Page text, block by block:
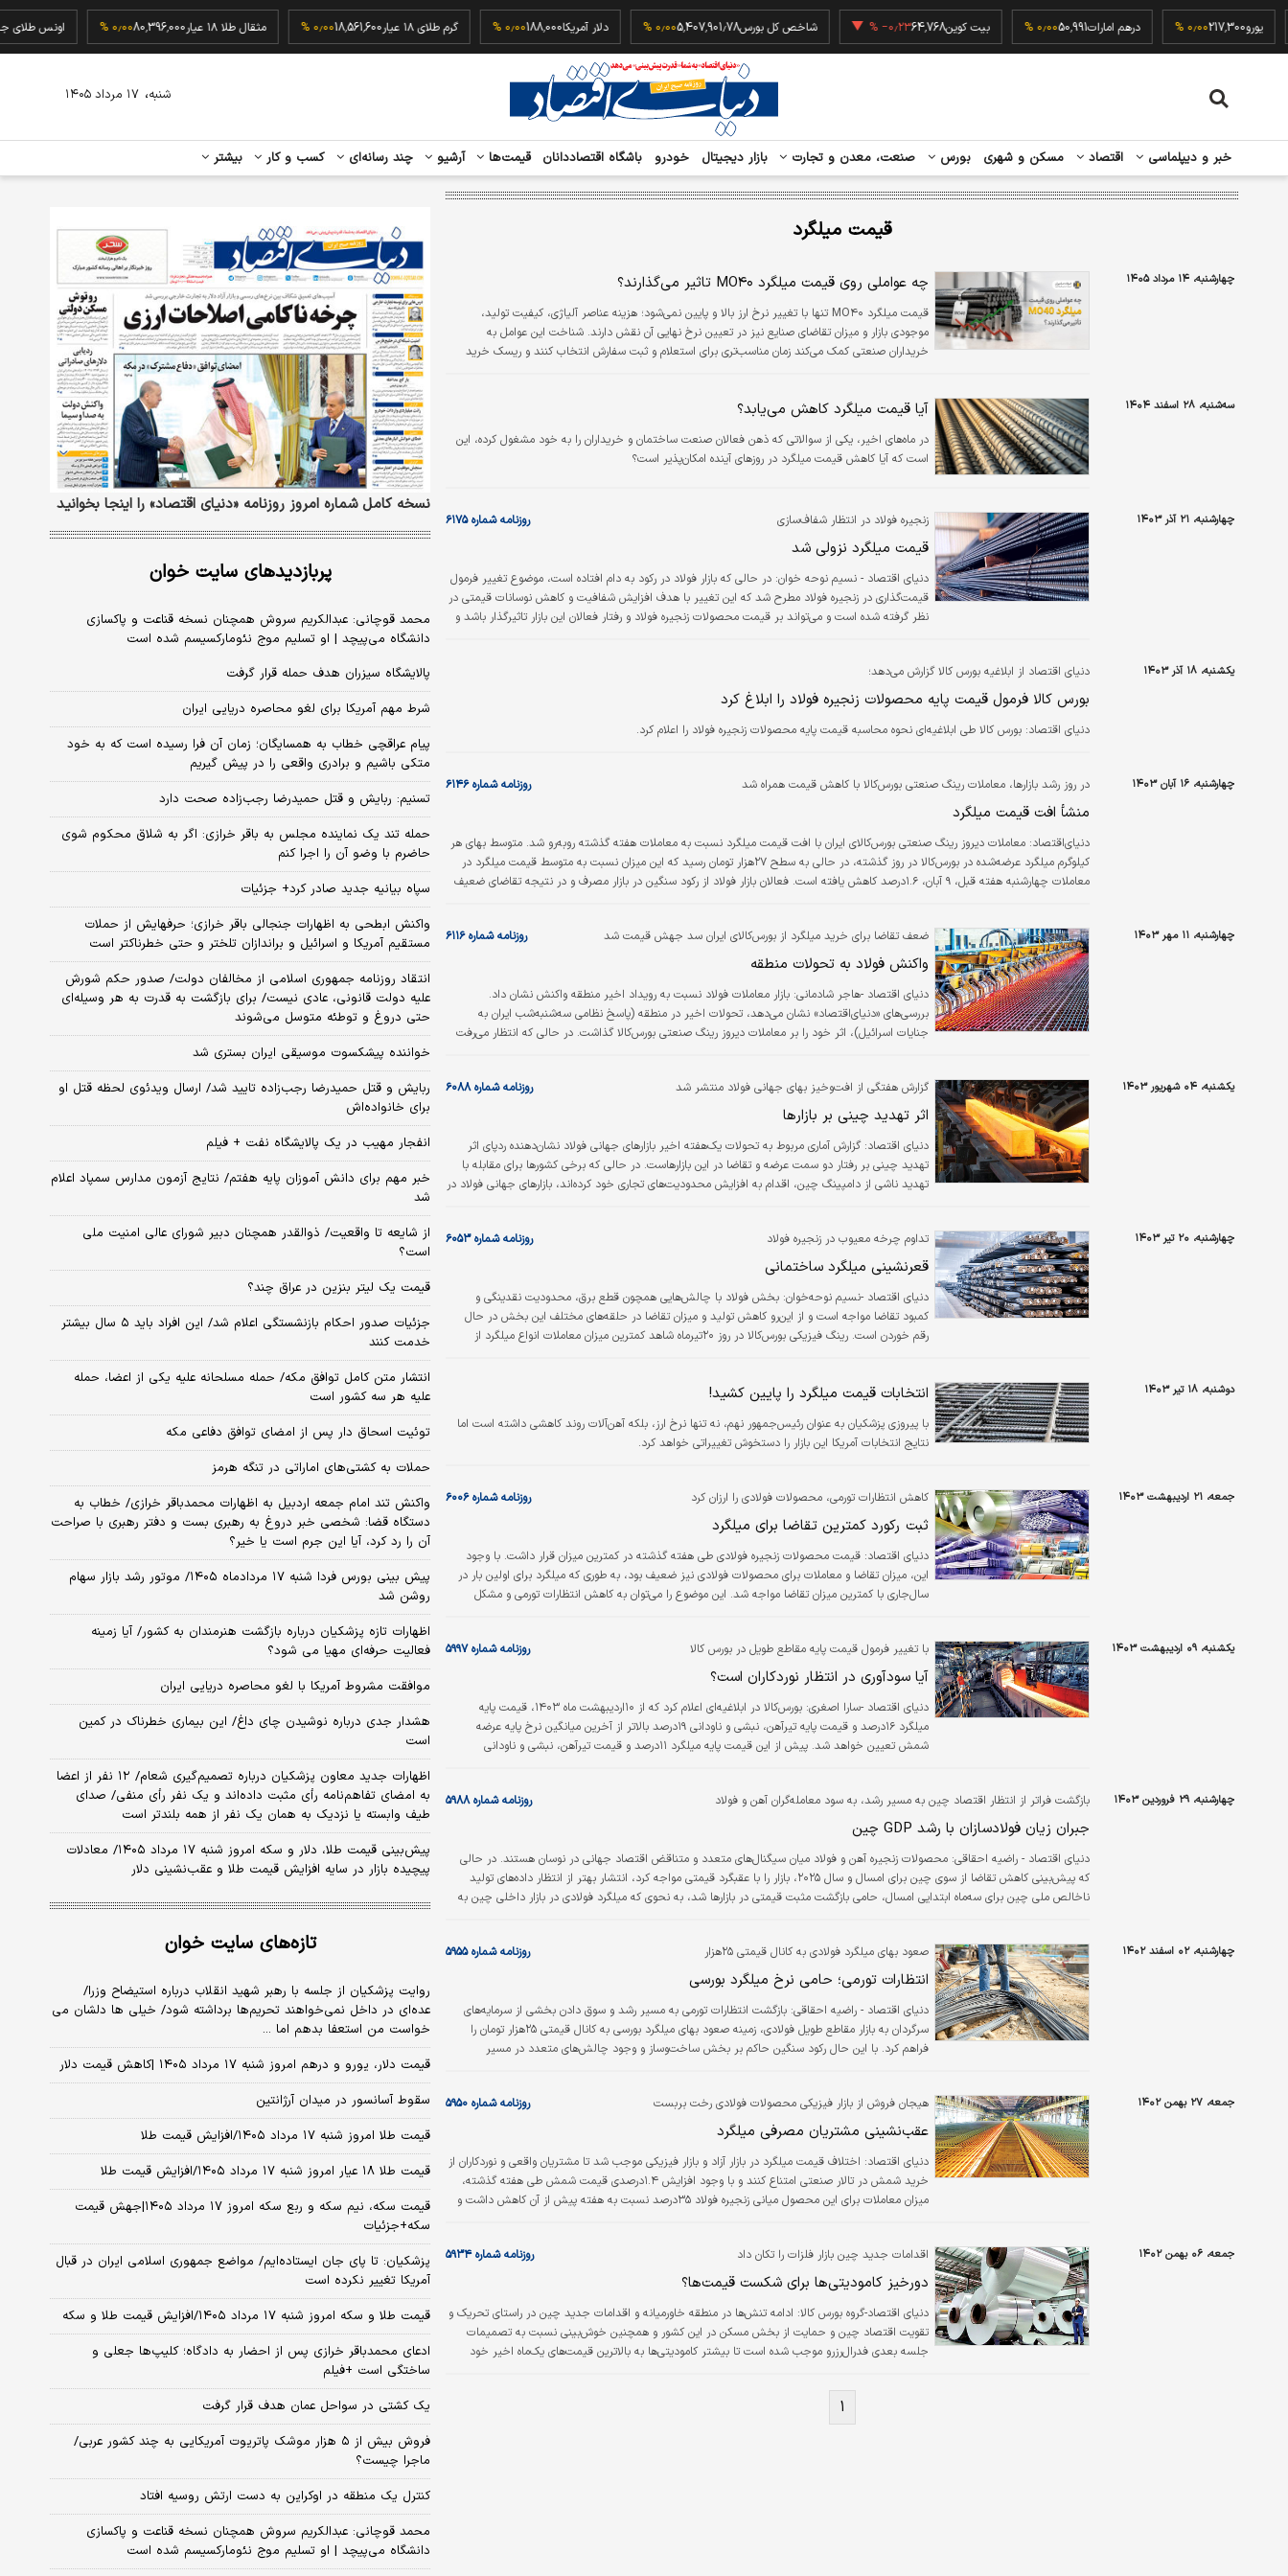
یورو217,300۰٫۰۰ % درهم امارات50,991۰٫۰۰ % بیت کوین64,768 ‎−۰٫۲۳ % شاخص کل بورس5,407,901.78۰٫۰۰ % دلار آمریکا188,000۰٫۰۰ % گرم طلای ۱۸ عیار 18,561,600۰٫۰۰ % مثقال طلا ۱۸ عیار 80,396,000۰٫۰۰ % اونس
خبر و دیپلماسی اقتصاد مسکن و شهری بورس صنعت، معدن و تجارت بازار دیجیتال خودرو باشگاه اقتصاددانان قیمت‌ها آرشیو چند رسانه‌ای کسب و کار بیشتر
شنبه، ۱۷ مرداد ۱۴۰۵
قیمت میلگرد
چهارشنبه، ۱۴ مرداد ۱۴۰۵ چه عواملی روی قیمت میلگرد MO۴۰ تاثیر می‌گذارند؟
قیمت میلگرد MO۴۰ تنها با تغییر نرخ ارز بالا و پایین نمی‌شود؛ هزینه عناصر آلیاژی، کیفیت تولید،
موجودی بازار و میزان تقاضای صنایع نیز در تعیین نرخ نهایی آن نقش دارند. شناخت این عوامل به
خریداران صنعتی کمک می‌کند زمان مناسب‌تری برای استعلام و ثبت سفارش انتخاب کنند و ریسک خرید
سه‌شنبه، ۲۸ اسفند ۱۴۰۴ آیا قیمت میلگرد کاهش می‌یابد؟
در ماه‌های اخیر، یکی از سوالاتی که ذهن فعالان صنعت ساختمان و خریداران را به خود مشغول کرده، این
است که آیا کاهش قیمت میلگرد در روزهای آینده امکان‌پذیر است؟
چهارشنبه، ۲۱ آذر ۱۴۰۳ زنجیره فولاد در انتظار شفاف‏‏‌سازی روزنامه شماره ۶۱۷۵
قیمت میلگرد نزولی شد
دنیای اقتصاد - نسیم نوحه خوان: در حالی که بازار فولاد در رکود به دام افتاده است، موضوع تغییر فرمول
قیمت‌گذاری در زنجیره فولاد مطرح شد که این تغییر با هدف افزایش شفافیت و کاهش نوسانات قیمتی در
نظر گرفته شده است و می‏‏‌تواند بر قیمت محصولات زنجیره فولاد و رفتار فعالان این بازار تاثیرگذار باشد و
حالی است که تولیدکنندگان شمش با…
یکشنبه، ۱۸ آذر ۱۴۰۳ دنیای اقتصاد از ابلاغیه بورس کالا گزارش می‌دهد؛
بورس کالا فرمول قیمت پایه محصولات زنجیره فولاد را ابلاغ کرد
دنیای اقتصاد: بورس کالا طی ابلاغیه‌ای نحوه محاسبه قیمت پایه محصولات زنجیره فولاد را اعلام کرد.
چهارشنبه، ۱۶ آبان ۱۴۰۳ در روز رشد بازارها، معاملات رینگ صنعتی بورس‌کالا با کاهش قیمت همراه شد روزنامه شماره ۶۱۴۶
منشأ افت قیمت میلگرد
دنیای‌اقتصاد: معاملات دیروز رینگ صنعتی بورس‌کالای ایران با افت قیمت میلگرد نسبت به معاملات هفته گذشته روبه‌رو شد. متوسط بهای هر
کیلوگرم میلگرد عرضه‌شده در بورس‌کالا در روز گذشته، در حالی به سطح ۲۷‌هزار تومان رسید که این میزان نسبت به متوسط قیمت میلگرد در
معاملات چهارشنبه هفته قبل، ۹ آبان، ۱.۶‌درصد کاهش یافته است. فعالان بازار فولاد از رکود سنگین در بازار مصرف و در نتیجه تقاضای ضعیف
چهارشنبه، ۱۱ مهر ۱۴۰۳ ضعف تقاضا برای خرید میلگرد از بورس‌کالای ایران سد جهش قیمت شد روزنامه شماره ۶۱۱۶
واکنش فولاد به تحولات منطقه
دنیای اقتصاد -هاجر شادمانی: بازار معاملات فولاد نسبت به رویداد اخیر منطقه واکنش نشان داد.
بررسی‏‏‌های «دنیای‌اقتصاد» نشان می‌دهد، تحولات اخیر در منطقه (پاسخ نظامی سه‌شنبه‌شب ایران به
جنایات اسرائیل)، اثر خود را بر معاملات دیروز رینگ صنعتی بورس‌کالا گذاشت. در حالی که انتظار می‏‏‌رفت
۱۱مهرماه، معاملات میلگرد تحت تاثیر رویداد اخیر منطقه واکنش…
یکشنبه، ۰۴ شهریور ۱۴۰۳ گزارش هفتگی از افت‌وخیز بهای جهانی فولاد منتشر شد روزنامه شماره ۶۰۸۸
اثر تهدید چینی بر بازارها
دنیای اقتصاد:گزارش آماری مربوط به تحولات یک‌هفته اخیر بازارهای جهانی فولاد نشان‌دهنده ردپای اثر
تهدید چینی بر رفتار دو سمت عرضه و تقاضا در این بازارهاست. در حالی که برخی کشورها برای مقابله با
تهدید ناشی از دامپینگ چین، اقدام به افزایش محدودیت‌های تجاری خود کرده‌‌‌اند، بازارهای جهانی فولاد در
چهارشنبه، ۲۰ تیر ۱۴۰۳ تداوم چرخه معیوب در زنجیره فولاد روزنامه شماره ۶۰۵۳
قعرنشینی میلگرد ساختمانی
دنیای اقتصاد -نسیم نوحه‏‏‌خوان: بخش فولاد با چالش‏‏‌هایی همچون قطع برق، محدودیت نقدینگی و
کمبود تقاضا مواجه است و از این‌رو کاهش تولید و میزان تقاضا در حلقه‏‏‌های مختلف این بخش در حال
رقم خوردن است. رینگ فیزیکی بورس‌کالا در روز ۲۰تیرماه شاهد کمترین میزان معاملات انواع میلگرد از
است و برای مقاطع طویل عرضه‌شده رقابتی وجود ندارد.
دوشنبه، ۱۸ تیر ۱۴۰۳ انتخابات قیمت میلگرد را پایین کشید!
با پیروزی پزشکیان به عنوان رئیس‌جمهور نهم، نه تنها نرخ ارز، بلکه آهن‌آلات روند کاهشی داشته است اما
نتایج انتخابات آمریکا این بازار را دستخوش تغییراتی خواهد کرد.
جمعه، ۲۱ اردیبهشت ۱۴۰۳ کاهش انتظارات تورمی، محصولات فولادی را ارزان کرد روزنامه شماره ۶۰۰۶
ثبت رکورد کمترین تقاضا برای میلگرد
دنیای اقتصاد: قیمت محصولات زنجیره فولادی طی هفته گذشته در کمترین میزان قرار داشت. با وجود
این، میزان تقاضا و معاملات برای محصولات فولادی نیز ضعیف بود، به طوری که میلگرد برای اولین بار در
سال‌جاری با کمترین میزان تقاضا مواجه شد. این موضوع را می‌‌‌توان به کاهش انتظارات تورمی و مشکل
می‌کنند.
یکشنبه، ۰۹ اردیبهشت ۱۴۰۳ با تغییر فرمول قیمت پایه مقاطع طویل در بورس کالا روزنامه شماره ۵۹۹۷
آیا سودآوری در انتظار نوردکاران است؟
دنیای اقتصاد -سارا اصغری:
بورس‌کالا در ابلاغیه‌ای اعلام کرد که از ۱۰اردیبهشت ‌‌‌ماه ۱۴۰۳، قیمت پایه
میلگرد ۱۶‌درصد و قیمت پایه تیرآهن، نبشی و ناودانی ۱۹‌درصد بالاتر از آخرین میانگین نرخ پایه عرضه
شمش تعیین خواهد شد. پیش از این قیمت پایه میلگرد‌‌‌ ۱۱‌درصد و قیمت تیرآهن، نبشی و ناودانی
طی سال گذشته همواره در سود و زیان بودند و…
چهارشنبه، ۲۹ فروردین ۱۴۰۳ بازگشت فراتر از انتظار اقتصاد چین به مسیر رشد، به سود معامله‏‏‌گران آهن و فولاد روزنامه شماره ۵۹۸۸
جبران زیان فولادسازان با رشد GDP چین
دنیای اقتصاد - راضیه احقاقی: محصولات زنجیره آهن و فولاد میان سیگنال‌‌‌های متعدد و متناقض اقتصاد جهانی در نوسان هستند. در حالی
که پیش‌بینی کاهش تقاضا از سوی چین برای امسال و سال ۲۰۲۵، بازار را با عقبگرد قیمتی مواجه کرد، انتشار بهتر از انتظار داده‌‌‌های تولید
ناخالص ملی چین برای سه‌ماه ابتدایی امسال، حامی بازگشت مثبت قیمتی در بازارها شد، به نحوی که میلگرد فولادی در بازار داخلی چین به
چهارشنبه، ۰۲ اسفند ۱۴۰۲
صعود بهای میلگرد فولادی به کانال قیمتی ۲۵‌هزار
تومان
روزنامه شماره ۵۹۵۵
انتظارات تورمی؛ حامی نرخ میلگرد بورسی
دنیای اقتصاد - راضیه احقاقی: بازگشت انتظارات تورمی به مسیر رشد و سوق دادن بخشی از سرمایه‌‌‌های
سرگردان به بازار مقاطع طویل فولادی، زمینه صعود بهای میلگرد بورسی به کانال قیمتی ۲۵‌هزار تومان را
فراهم کرد. با این حال رکود سنگین حاکم بر بخش ساخت‌‌‌وساز و وجود چالش‌‌‌های متعدد در مسیر
جمعه، ۲۷ بهمن ۱۴۰۲ هیجان فروش از بازار فیزیکی محصولات فولادی رخت بربست روزنامه شماره ۵۹۵۰
عقب‏‏‌نشینی مشتریان مصرفی میلگرد
دنیای اقتصاد:
اختلاف قیمت میلگرد در بازار آزاد و بازار فیزیکی موجب شد تا مشتریان واقعی و نوردکاران از
خرید شمش در تالار صنعتی امتناع کنند و با وجود افزایش ۱.۴درصدی قیمت شمش طی هفته گذشته،
میزان معاملات برای این محصول میانی زنجیره فولاد ۳۵‌درصد نسبت به هفته پیش از آن کاهش داشت و
جمعه، ۰۶ بهمن ۱۴۰۲ اقدامات جدید چین بازار فلزات را تکان داد روزنامه شماره ۵۹۳۴
دورخیز کامودیتی‏‏‌ها برای شکست قیمت‌ها؟
دنیای اقتصاد-گروه بورس کالا: ادامه تنش‌‌‌ها در منطقه خاورمیانه و اقدامات جدید چین در راستای تحریک و
تقویت اقتصاد چین و حمایت از بخش مسکن در این کشور و همچنین خوش‌بینی نسبت به تصمیمات
جلسه بعدی فدرال‌رزرو موجب شده است تا بیشتر کامودیتی‌‌‌ها به بالاترین قیمت‌های یک‌ماه اخیر خود
رسید. مس نیز به بیشترین قیمت خود در سه‌هفته گذشته جهش کرد. میلگرد نیز قیمت یک‌ماه اخیر خود
را در بازارهای جهانی شکست.
۱
نسخه کامل شماره امروز روزنامه «دنیای‌ اقتصاد» را اینجا بخوانید
پربازدیدهای سایت خوان
محمد قوچانی: عبدالکریم سروش همچنان نسخه قناعت و پاکسازی
دانشگاه می‌پیچد | او تسلیم موج نئومارکسیسم شده است
پالایشگاه سیزران هدف حمله قرار گرفت
شرط مهم آمریکا برای لغو محاصره دریایی ایران
پیام عراقچی خطاب به همسایگان؛ زمان آن فرا رسیده است که به خود
متکی باشیم و برادری واقعی را در پیش گیریم
تسنیم: ربایش و قتل حمیدرضا رجب‌زاده صحت دارد
حمله تند یک نماینده مجلس به باقر خرازی: اگر به شلاق محکوم شوی
حاضرم با وضو آن را اجرا کنم
سپاه بیانیه جدید صادر کرد+ جزئیات
واکنش ابطحی به اظهارات جنجالی باقر خرازی؛ حرفهایش از حملات
مستقیم آمریکا و اسرائیل و براندازان تلختر و حتی خطرناکتر است
انتقاد روزنامه جمهوری اسلامی از مخالفان دولت/ صدور حکم شورش
علیه دولت قانونی، عادی نیست/ برای بازگشت به قدرت به هر وسیله‌ای
حتی دروغ و توطئه متوسل می‌شوند
خواننده پیشکسوت موسیقی ایران بستری شد
ربایش و قتل حمیدرضا رجب‌زاده تایید شد/ ارسال ویدئوی لحظه قتل او
برای خانواده‌اش
انفجار مهیب در یک پالایشگاه نفت + فیلم
خبر مهم برای دانش آموزان پایه هفتم/ نتایج آزمون مدارس سمپاد اعلام
شد
از شایعه تا واقعیت/ ذوالقدر همچنان دبیر شورای ‌عالی امنیت ملی
است؟
قیمت یک لیتر بنزین در عراق چند؟
جزئیات صدور احکام بازنشستگی اعلام شد/ این افراد باید ۵ سال بیشتر
خدمت کنند
انتشار متن کامل توافق مکه/ حمله مسلحانه علیه یکی از اعضا، حمله
علیه هر سه کشور است
توئیت اسحاق دار پس از امضای توافق دفاعی مکه
حملات به کشتی‌های اماراتی در تنگه هرمز
واکنش تند امام جمعه اردبیل به اظهارات محمدباقر خرازی/ خطاب به
دستگاه قضا: شخصی خبر دروغ به رهبری بست و دفتر رهبری با صراحت
آن را رد کرد، آیا این جرم است یا خیر؟
پیش بینی بورس فردا شنبه ۱۷ مردادماه ۱۴۰۵/ موتور رشد بازار سهام
روشن شد
اظهارات تازه پزشکیان درباره بازگشت هنرمندان به کشور/ آیا زمینه
فعالیت حرفه‌ای مهیا می شود؟
موافقت مشروط آمریکا با لغو محاصره دریایی ایران
هشدار جدی درباره نوشیدن چای داغ/ این بیماری خطرناک در کمین
است
اظهارات جدید معاون پزشکیان درباره تصمیم‌گیری شعام/ ۱۲ نفر از اعضا
به امضای تفاهم‌نامه رأی مثبت داده‌اند و یک نفر رأی منفی/ صدای
طیف وابسته یا نزدیک به همان یک نفر از همه بلندتر است
پیش‌بینی قیمت طلا، دلار و سکه امروز شنبه ۱۷ مرداد ۱۴۰۵/ معادلات
پیچیده بازار در سایه افزایش قیمت طلا و عقب‌نشینی دلار
تازه‌های سایت خوان
روایت پزشکیان از جلسه با رهبر شهید انقلاب درباره استیضاح وزرا/
عده‌ای در داخل نمی‌خواهند تحریم‌ها برداشته شود/ خیلی ها دلشان می
خواست من استعفا بدهم اما ...
قیمت دلار، یورو و درهم امروز شنبه ۱۷ مرداد ۱۴۰۵ |کاهش قیمت دلار
سقوط آسانسور در میدان آرژانتین
قیمت طلا امروز شنبه ۱۷ مرداد ۱۴۰۵/افزایش قیمت طلا
قیمت طلا ۱۸ عیار امروز شنبه ۱۷ مرداد ۱۴۰۵/افزایش قیمت طلا
قیمت سکه، نیم سکه و ربع سکه امروز ۱۷ مرداد ۱۴۰۵|جهش قیمت
سکه+جزئیات
پزشکیان: تا پای جان ایستاده‌ایم/ مواضع جمهوری اسلامی ایران در قبال
آمریکا تغییر نکرده است
قیمت طلا و سکه امروز شنبه ۱۷ مرداد ۱۴۰۵/افزایش قیمت طلا و سکه
ادعای محمدباقر خرازی پس از احضار به دادگاه؛ کلیپ‌ها جعلی و
ساختگی است +فیلم
یک کشتی در سواحل عمان هدف قرار گرفت
فروش بیش از ۵ هزار موشک پاتریوت آمریکایی به چند کشور عربی/
ماجرا چیست؟
کنترل یک منطقه در اوکراین به دست ارتش روسیه افتاد
محمد قوچانی: عبدالکریم سروش همچنان نسخه قناعت و پاکسازی
دانشگاه می‌پیچد | او تسلیم موج نئومارکسیسم شده است